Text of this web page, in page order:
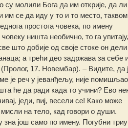
су молили Бога да им открије, да ли
се да иду у то и то место,
простога човека, по имену
ништа необично, то га упитају,
што добије од своје стоке он
а трећи део задржава за себе
17. Новембар). – Видите, да
је реч у јеванђељу, није помишљао
ће да ради када то учини? Ево
једи, пиј, весели се! Како може
на тело, кад говори о души.
зна још само по имену. Погубни